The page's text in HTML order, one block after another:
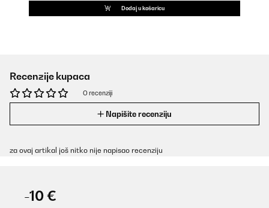
Dodaj u košaricu
Recenzije kupaca
O recenziji
Napišite recenziju
za ovaj artikal još nitko nije napisao recenziju
-10 €